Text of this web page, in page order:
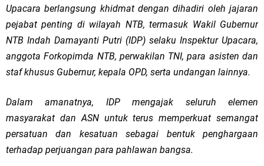
Upacara berlangsung khidmat dengan dihadiri oleh jajaran
pejabat penting di wilayah NTB, termasuk Wakil Gubernur
NTB Indah Damayanti Putri (IDP) selaku Inspektur Upacara,
anggota Forkopimda NTB, perwakilan TNI, para asisten dan
staf khusus Gubernur, kepala OPD, serta undangan lainnya.
Dalam amanatnya, IDP mengajak seluruh elemen
masyarakat dan ASN untuk terus memperkuat semangat
persatuan dan kesatuan sebagai bentuk penghargaan
terhadap perjuangan para pahlawan bangsa.